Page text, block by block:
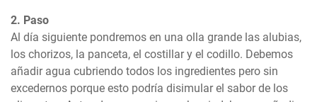
2. Paso
Al día siguiente pondremos en una olla grande las alubias,
los chorizos, la panceta, el costillar y el codillo. Debemos
añadir agua cubriendo todos los ingredientes pero sin
excedernos porque esto podría disimular el sabor de los